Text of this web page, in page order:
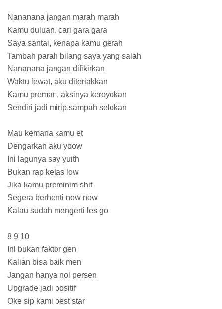
Nananana jangan marah marah
Kamu duluan, cari gara gara
Saya santai, kenapa kamu gerah
Tambah parah bilang saya yang salah
Nananana jangan difikirkan
Waktu lewat, aku diteriakkan
Kamu preman, aksinya keroyokan
Sendiri jadi mirip sampah selokan
Mau kemana kamu et
Dengarkan aku yoow
Ini lagunya say yuith
Bukan rap kelas low
Jika kamu preminim shit
Segera berhenti now now
Kalau sudah mengerti les go
8 9 10
Ini bukan faktor gen
Kalian bisa baik men
Jangan hanya nol persen
Upgrade jadi positif
Oke sip kami best star